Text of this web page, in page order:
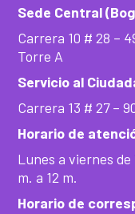
Sede Central
Carrera 10 # 28 –
Torre A
Servicio al
Carrera 13 # 27 –
Horario de
Lunes a viernes de
m. a 12 m.
Horario de